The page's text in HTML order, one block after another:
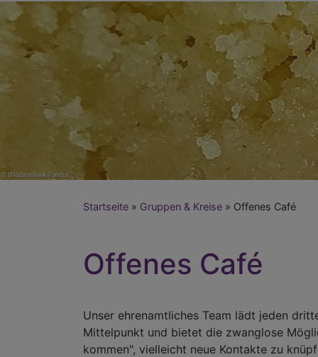
Startseite Gruppen & Kreise Offenes Café
Offenes Café
Unser ehrenamtliches Team lädt jeden
Mittelpunkt und bietet die zwanglose
kommen", vielleicht neue Kontakte zu